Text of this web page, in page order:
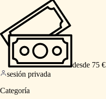
desde 75 €
sesión privada
Categoría